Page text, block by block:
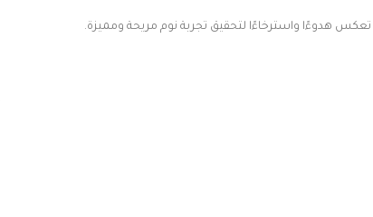
هدوءًا واسترخاءًا لتحقيق تجربة نوم مريحة ومميزة.